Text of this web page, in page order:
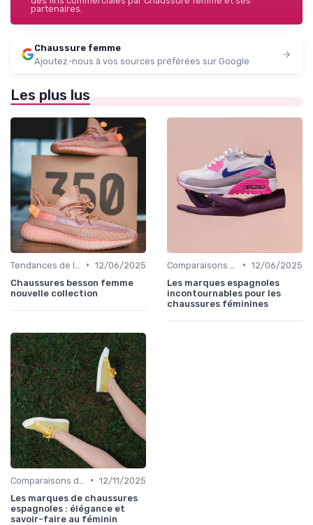
partenaires.
Chaussure femme
Ajoutez-nous à vos sources préférées sur Google
Les plus lus
• 12/06/2025
Chaussures besson femme
nouvelle collection
• 12/06/2025
Les marques espagnoles
incontournables pour les
chaussures féminines
• 12/11/2025
Les marques de chaussures
espagnoles : élégance et
savoir-faire au féminin